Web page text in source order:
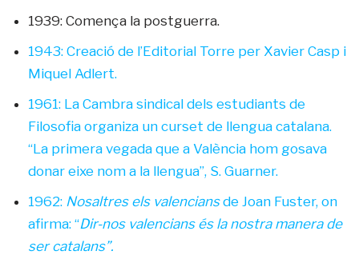
1939: Comença la postguerra.
1943: Creació de l’Editorial Torre per Xavier Casp i
Miquel Adlert.
1961: La Cambra sindical dels estudiants de
Filosofia organiza un curset de llengua catalana.
“La primera vegada que a València hom gosava
donar eixe nom a la llengua”, S. Guarner.
1962: Nosaltres els valenciansde Joan Fuster, on
afirma: “Dir-nos valencians és la nostra manera de
ser catalans”.